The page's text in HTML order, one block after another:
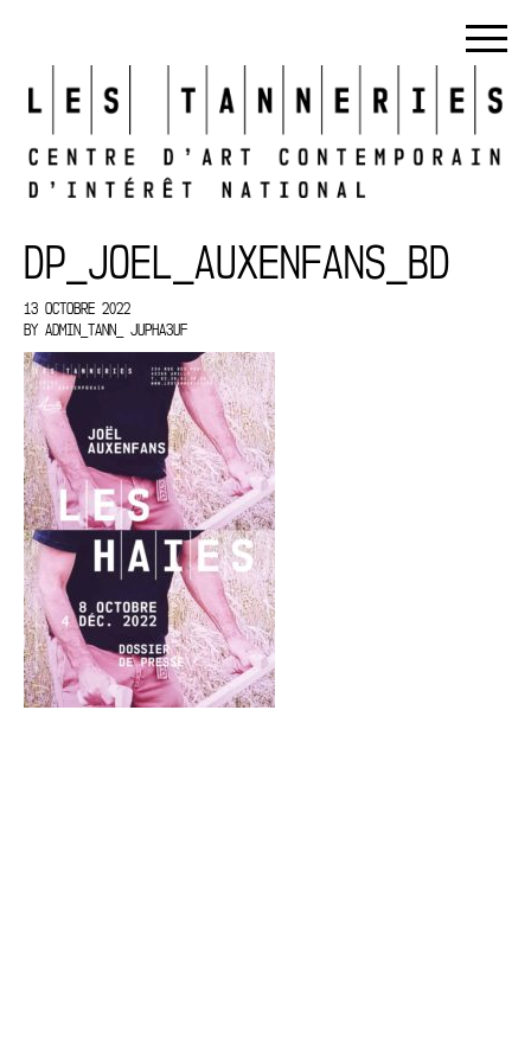
DP_JOEL_AUXENFANS_BD
13 OCTOBRE 2022
BY ADMIN_TANN_ JUPHA3UF